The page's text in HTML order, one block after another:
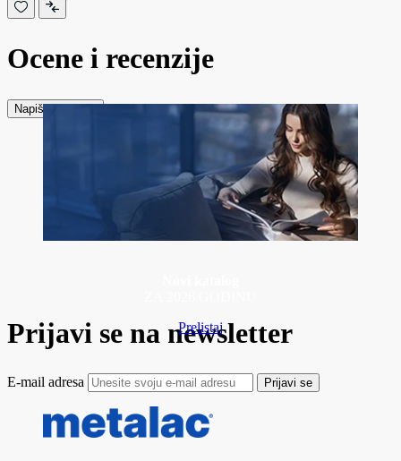
Ocene i recenzije
Napiši recenziju
Prelistaj
Prijavi se na newsletter
E-mail adresa Prijavi se